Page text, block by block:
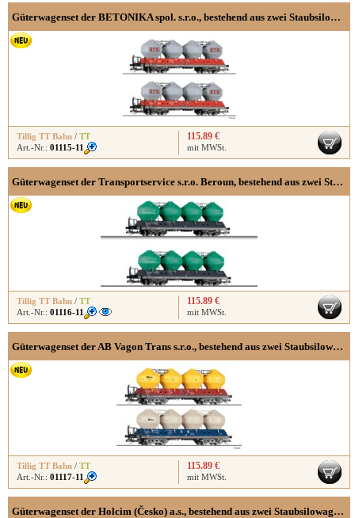
Güterwagenset der BETONIKA spol. s.r.o., bestehend aus zwei Staubsilowagen Uacs 451.1
Tillig TT Bahn / TT
Art.-Nr.: 01115-11
115.89 €
mit MWSt.
Güterwagenset der Transportservice s.r.o. Beroun, bestehend aus zwei Staubsilowagen Uacs 451.1, Ep. VI
Tillig TT Bahn / TT
Art.-Nr.: 01116-11
115.89 €
mit MWSt.
Güterwagenset der AB Vagon Trans s.r.o., bestehend aus zwei Staubsilowagen Uacs 451.1
Tillig TT Bahn / TT
Art.-Nr.: 01117-11
115.89 €
mit MWSt.
Güterwagenset der Holcim (Česko) a.s., bestehend aus zwei Staubsilowagen Uacs 451.1, Ep. VI